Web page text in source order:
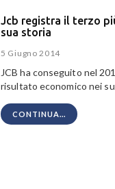
Jcb registra il terzo
sua storia
5 Giugno 2014
JCB ha conseguito nel
risultato economico nei
CONTINUA...